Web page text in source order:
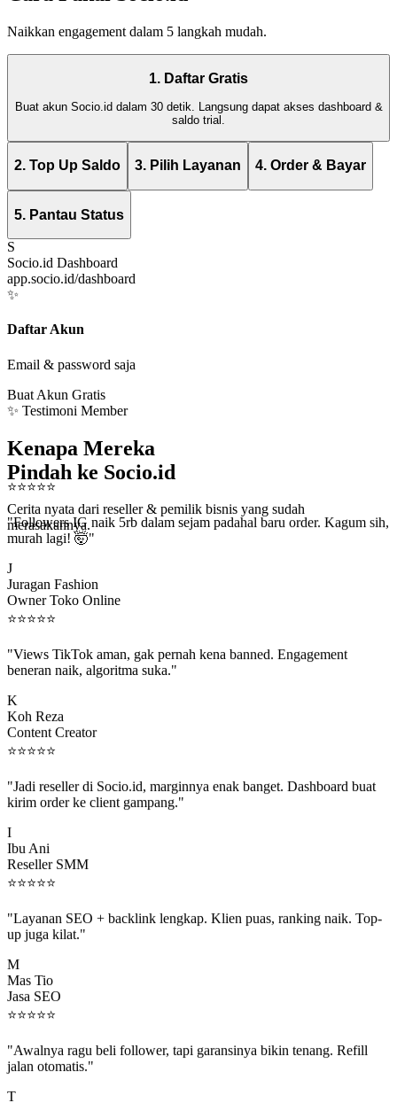
Naikkan engagement dalam 5 langkah mudah.
1. Daftar Gratis
Buat akun Socio.id dalam 30 detik. Langsung dapat akses dashboard &
saldo trial.
2. Top Up Saldo 3. Pilih Layanan 4. Order & Bayar
5. Pantau Status
S
Socio.id Dashboard
app.socio.id/dashboard
✨
Daftar Akun
Email & password saja
Buat Akun Gratis
✨ Testimoni Member
Kenapa Mereka
Pindah ke Socio.id
Cerita nyata dari reseller & pemilik bisnis yang sudah
merasakannya.
⭐⭐⭐⭐⭐
"Followers IG naik 5rb dalam sejam padahal baru order. Kagum sih,
murah lagi! 🤯"
Juragan Fashion
Owner Toko Online
⭐⭐⭐⭐ ⭐
beneran naik, algoritma suka."
Koh Reza
Content Creator
⭐⭐⭐⭐⭐
kirim order ke client gampang."
Ibu Ani
Reseller SMM
⭐⭐⭐⭐⭐
up juga kilat."
Mas Tio
Jasa SEO
⭐⭐⭐⭐⭐
jalan otomatis."